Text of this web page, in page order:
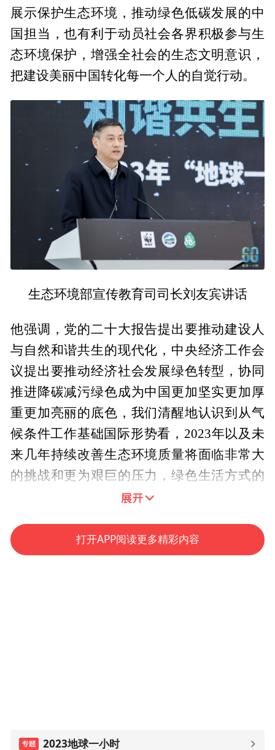
展示保护生态环境，推动绿色低碳发展的中
国担当，也有利于动员社会各界积极参与生
态环境保护，增强全社会的生态文明意识，
把建设美丽中国转化每一个人的自觉行动。
生态环境部宣传教育司司长刘友宾讲话
他强调，党的二十大报告提出要推动建设人
与自然和谐共生的现代化，中央经济工作会
议提出要推动经济社会发展绿色转型，协同
推进降碳减污绿色成为中国更加坚实更加厚
重更加亮丽的底色，我们清醒地认识到从气
候条件工作基础国际形势看，2023年以及未
来几年持续改善生态环境质量将面临非常大
的挑战和更为艰巨的压力，绿色生活方式的
形成也需要长期的过程，不可能一蹴而就，
大的管型，美丽中国的建设仍然任重而道
远。
垃圾处理城市向公众开放。
打开APP阅读更多精彩内容
2023地球一小时